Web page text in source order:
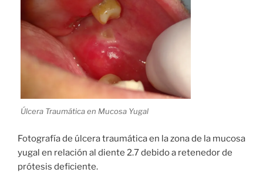
Úlcera Traumática en Mucosa Yugal
Fotografía de úlcera traumática en la zona de la mucosa
yugal en relación al diente 2.7 debido a retenedor de
prótesis deficiente.